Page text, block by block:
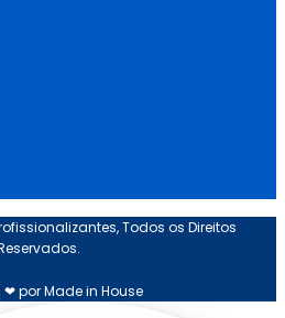
Todos os Direitos
❤ por Made in House